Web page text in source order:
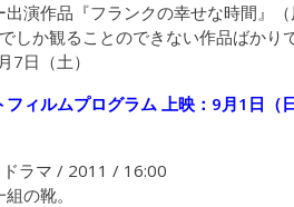
演作品『フランクの幸せな時間』
しか観ることのできない作品ばか
7日（土）
ィルムプログラム 上映：9月1日（
ラマ / 2011 / 16:00
の靴。